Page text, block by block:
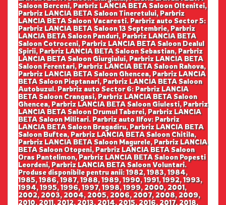
Saloon Berceni, Parbriz LANCIA BETA Saloon Oltenitei,
Parbriz LANCIA BETA Saloon Tineretului, Parbriz
LANCIA BETA Saloon Vacaresti. Parbriz auto Sector 5:
Parbriz LANCIA BETA Saloon 13 Septembrie, Parbriz
LANCIA BETA Saloon Panduri, Parbriz LANCIA BETA
Saloon Cotroceni, Parbriz LANCIA BETA Saloon Dealul
Spirii, Parbriz LANCIA BETA Saloon Sebastian, Parbriz
LANCIA BETA Saloon Giurgiului, Parbriz LANCIA BETA
Saloon Ferentari, Parbriz LANCIA BETA Saloon Rahova,
Parbriz LANCIA BETA Saloon Ghencea, Parbriz LANCIA
BETA Saloon Pieptanari, Parbriz LANCIA BETA Saloon
Autobuzul. Parbriz auto Sector 6: Parbriz LANCIA
BETA Saloon Crangasi, Parbriz LANCIA BETA Saloon
Ghencea, Parbriz LANCIA BETA Saloon Giulesti, Parbriz
LANCIA BETA Saloon Drumul Taberei, Parbriz LANCIA
BETA Saloon Militari. Parbriz auto Ilfov: Parbriz
LANCIA BETA Saloon Bragadiru, Parbriz LANCIA BETA
Saloon Buftea, Parbriz LANCIA BETA Saloon Chitila,
Parbriz LANCIA BETA Saloon Magurele, Parbriz LANCIA
BETA Saloon Otopeni, Parbriz LANCIA BETA Saloon
Oras Pantelimon, Parbriz LANCIA BETA Saloon Popesti
Leordeni, Parbriz LANCIA BETA Saloon Voluntari.
Produse disponibile pentru anii: 1982, 1983, 1984,
1985, 1986, 1987, 1988, 1989, 1990, 1991, 1992, 1993,
1994, 1995, 1996, 1997, 1998, 1999, 2000, 2001,
2002, 2003, 2004, 2005, 2006, 2007, 2008, 2009,
2010, 2011, 2012, 2013, 2014, 2015, 2016, 2017, 2018,